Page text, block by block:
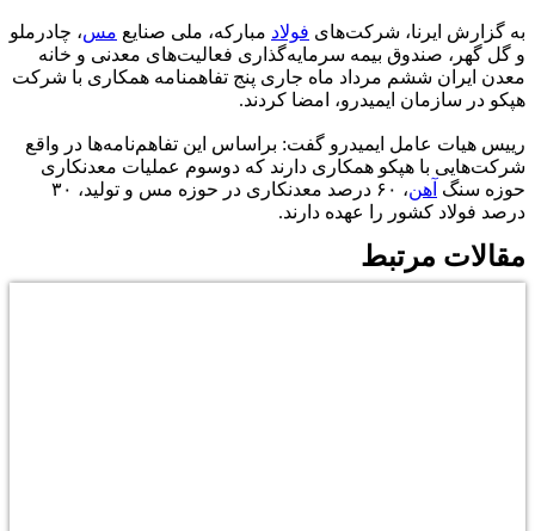
به گزارش ایرنا، شرکت‌های فولاد مبارکه، ملی صنایع مس، چادرملو
و گل گهر، صندوق بیمه سرمایه‌گذاری فعالیت‌های معدنی و خانه
معدن ایران ششم مرداد ماه جاری پنج تفاهمنامه همکاری با شرکت
هپکو در سازمان ایمیدرو، امضا کردند.
رییس هیات عامل ایمیدرو گفت: براساس این تفاهم‌نامه‌ها در واقع
شرکت‌هایی با هپکو همکاری دارند که دوسوم عملیات معدنکاری
حوزه سنگ آهن
، ۶۰ درصد معدنکاری در حوزه مس و تولید، ۳۰
درصد فولاد کشور را عهده دارند.
مقالات مرتبط